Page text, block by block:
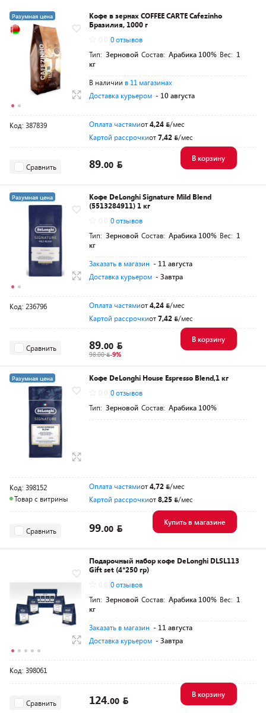
Разумная цена
Кофе в зернах COFFEE CARTE Cafezinho
Бразилия, 1000 г
0 отзывов
Тип: Зерновой Состав: Арабика 100% Вес: 1
кг
В наличии в 11 магазинах
Доставка курьером - 10 августа
Код: 387839 Оплата частямиот4,24
/мес
Картой рассрочкиот7,42 /мес
Сравнить 89.00
В корзину
Разумная цена
Кофе DeLonghi Signature Mild Blend
(5513284911) 1 кг
0 отзывов
Тип: Зерновой Состав: Арабика 100% Вес: 1
кг
Заказать в магазин - 11 августа
Доставка курьером - Завтра
Код: 236796 Оплата частямиот4,24
/мес
Картой рассрочкиот7,42 /мес
Сравнить 89.00
98.00 -9%
В корзину
Разумная цена
Кофе DeLonghi House Espresso Blend,1 кг
0 отзывов
Тип: Зерновой Состав: Арабика 100%
Код: 398152
Товар с витрины
Оплата частямиот4,72
/мес
Картой рассрочкиот8,25 /мес
Сравнить 99.00
Купить в магазине
Подарочный набор кофе DeLonghi DLSL113
Gift set (4*250 гр)
0 отзывов
Тип: Зерновой Состав: Арабика 100% Вес: 1
кг
Заказать в магазин - 11 августа
Доставка курьером - Завтра
Код: 398061
Сравнить 124.00
В корзину